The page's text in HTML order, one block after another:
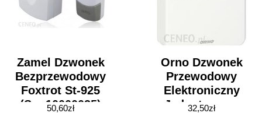
Zamel Dzwonek
Bezprzewodowy
Foxtrot St-925
(Sun10000035)
50,60zł
Orno Dzwonek
Przewodowy
Elektroniczny
Jednotonowy
32,50zł